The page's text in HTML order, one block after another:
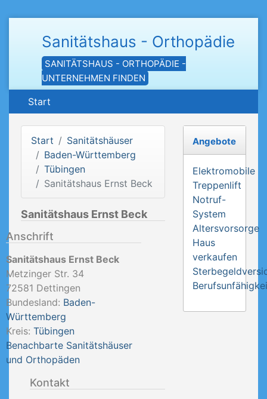
Sanitätshaus - Orthopädie
SANITÄTSHAUS - ORTHOPÄDIE -
UNTERNEHMEN FINDEN
Start
Start
Sanitätshäuser
Baden-Württemberg
Tübingen
Sanitätshaus Ernst Beck
Sanitätshaus Ernst Beck
Anschrift
Sanitätshaus Ernst Beck
Metzinger Str. 34
72581 Dettingen
Bundesland: Baden-
Württemberg
Kreis: Tübingen
Benachbarte Sanitätshäuser
und Orthopäden
Kontakt
Angebote
Elektromobile
Treppenlift
Notruf-
System
Altersvorsorge
Haus
verkaufen